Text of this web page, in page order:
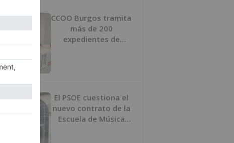
CCOO Burgos tramita
más de 200
expedientes de
El PSOE cuestiona el
nuevo contrato de la
Escuela de Música